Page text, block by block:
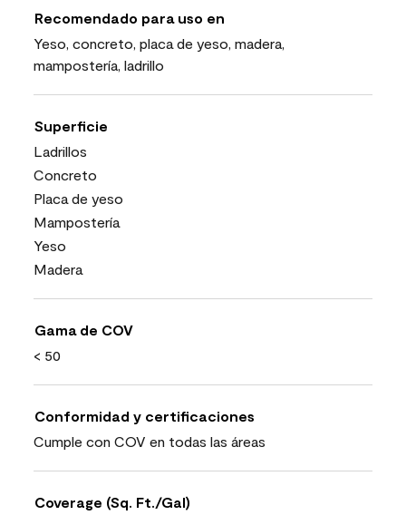
Recomendado para uso en
Yeso, concreto, placa de yeso, madera,
mampostería, ladrillo
Superficie
Ladrillos
Concreto
Placa de yeso
Mampostería
Yeso
Madera
Gama de COV
< 50
Conformidad y certificaciones
Cumple con COV en todas las áreas
Coverage (Sq. Ft./Gal)